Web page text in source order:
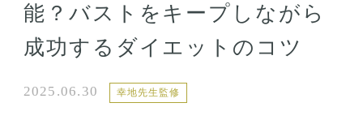
能？バストをキープしながら
成功するダイエットのコツ
2025.06.30 幸地先生監修